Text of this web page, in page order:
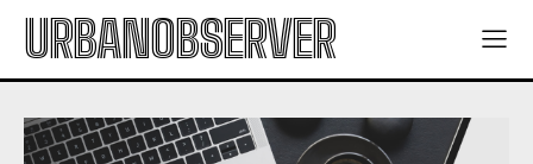
URBANOBSERVER